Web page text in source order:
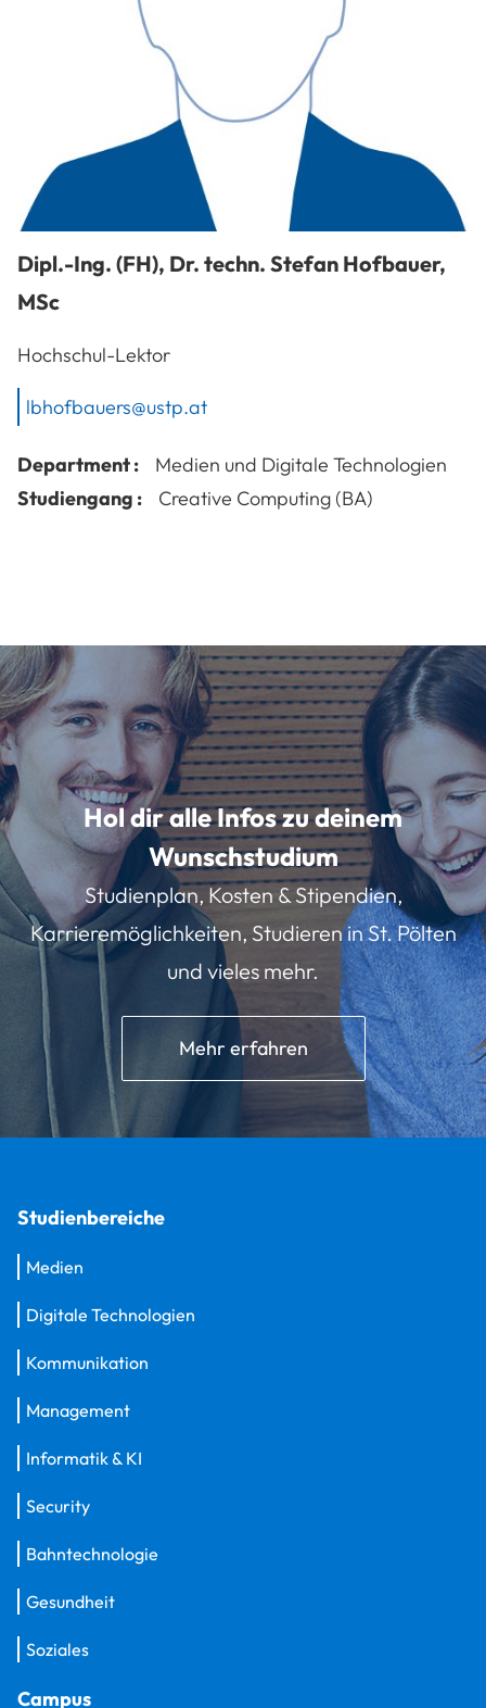
Dipl.-Ing. (FH), Dr. techn. Stefan Hofbauer,
MSc
Hochschul-Lektor
lbhofbauers@ustp.at
Department :
Medien und Digitale Technologien
Studiengang :
Creative Computing (BA)
Hol dir alle Infos zu deinem
Wunschstudium
Studienplan, Kosten & Stipendien,
Karrieremöglichkeiten, Studieren in St. Pölten
und vieles mehr.
Mehr erfahren
Studienbereiche
Medien
Digitale Technologien
Kommunikation
Management
Informatik & KI
Security
Bahntechnologie
Gesundheit
Soziales
Campus